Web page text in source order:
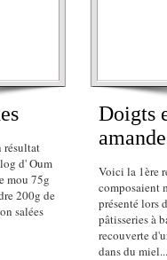
résultat
d' Oum
mou 75g
200g de
salées
Doigts
Voici la 1ère
composaient
présenté lors
pâtisseries à
recouverte
dans du miel...